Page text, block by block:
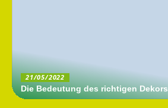
21/05/2022
Die Bedeutung des richtigen Dekors